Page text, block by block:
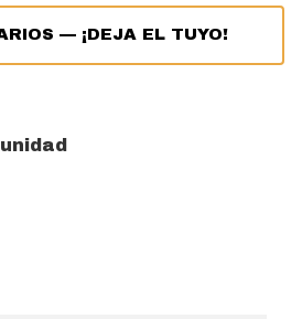
— ¡DEJA EL TUYO!